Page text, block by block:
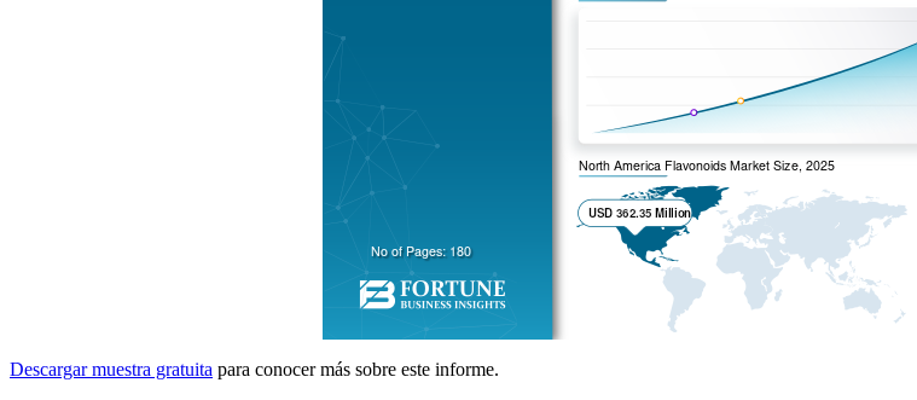
Descargar muestra gratuita para conocer más sobre este informe.